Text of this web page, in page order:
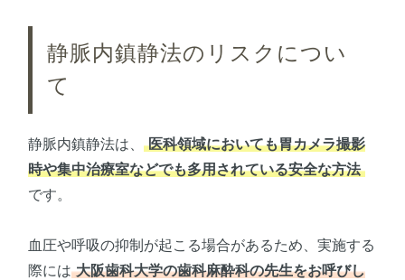
静脈内鎮静法のリスクについ
て
静脈内鎮静法は、
医科領域においても胃カメラ撮影
時や集中治療室などでも多用されている安全な方法
です。
血圧や呼吸の抑制が起こる場合があるため、実施する
際には 大阪歯科大学の歯科麻酔科の先生をお呼びし